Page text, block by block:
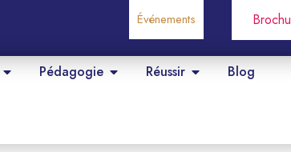
Événements
Pédagogie Réussir Blog